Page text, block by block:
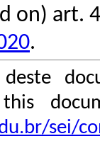
on) art.
.
sei/